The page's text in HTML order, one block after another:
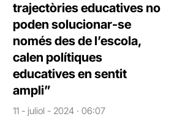
trajectòries educatives no
poden solucionar-se
només des de l’escola,
calen polítiques
educatives en sentit
ampli”
11 - juliol - 2024 · 06:07